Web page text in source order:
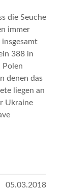
die Seuche
immer
388 in
denen das
liegen an
Ukraine
05.03.2018